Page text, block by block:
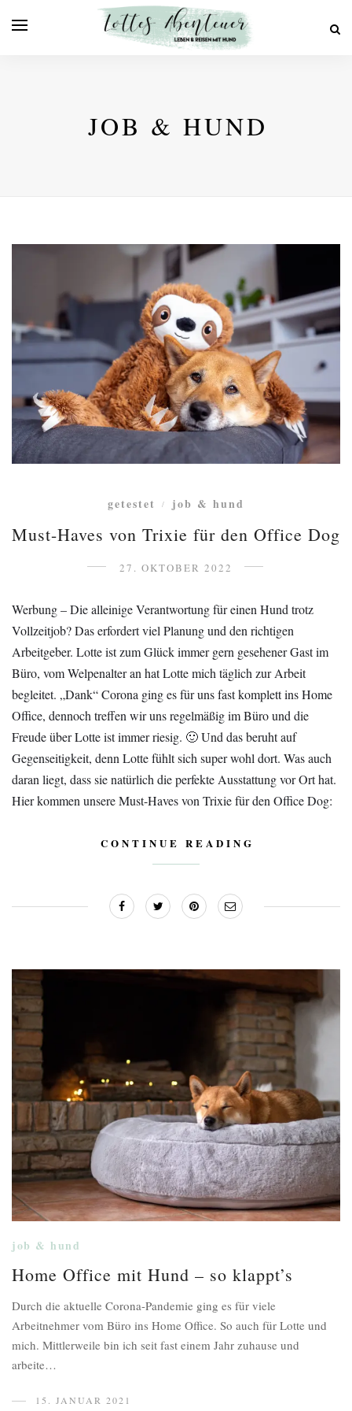
JOB & HUND
getestet / job & hund
Must-Haves von Trixie für den Office Dog
27. OKTOBER 2022
Werbung – Die alleinige Verantwortung für einen Hund trotz
Vollzeitjob? Das erfordert viel Planung und den richtigen
Arbeitgeber. Lotte ist zum Glück immer gern gesehener Gast im
Büro, vom Welpenalter an hat Lotte mich täglich zur Arbeit
begleitet. „Dank“ Corona ging es für uns fast komplett ins Home
Office, dennoch treffen wir uns regelmäßig im Büro und die
Freude über Lotte ist immer riesig. 🙂 Und das beruht auf
Gegenseitigkeit, denn Lotte fühlt sich super wohl dort. Was auch
daran liegt, dass sie natürlich die perfekte Ausstattung vor Ort hat.
Hier kommen unsere Must-Haves von Trixie für den Office Dog:
CONTINUE READING
job & hund
Home Office mit Hund – so klappt’s
Durch die aktuelle Corona-Pandemie ging es für viele
Arbeitnehmer vom Büro ins Home Office. So auch für Lotte und
mich. Mittlerweile bin ich seit fast einem Jahr zuhause und
arbeite…
15. JANUAR 2021